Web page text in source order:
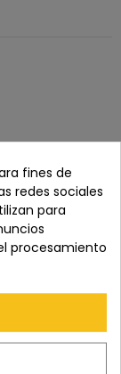
de 5 a 7 días
la recepción
fines de
redes sociales
para
procesamiento